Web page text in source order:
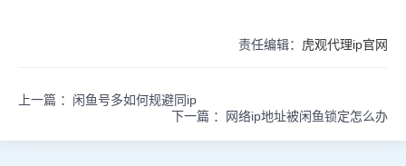
责任编辑： 虎观代理ip官网
上一篇 ： 闲鱼号多如何规避同ip
下一篇 ：
网络ip地址被闲鱼锁定怎么办